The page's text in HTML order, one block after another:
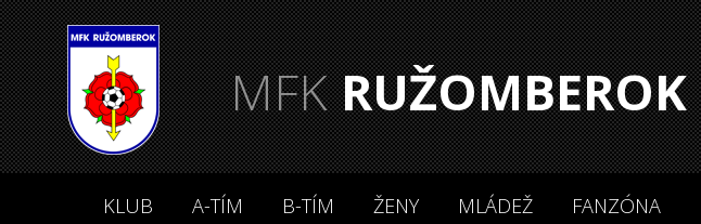
MFKRUŽOMBEROK
KLUB A-TÍM B-TÍM ŽENY MLÁDEŽ FANZÓNA